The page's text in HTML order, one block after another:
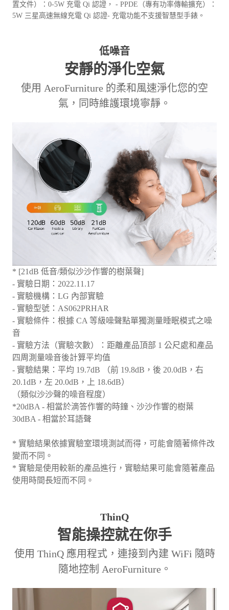
置文件）：0-5W 充電 Qi 認證， - PPDE（專有功率傳輸擴充）：
5W 三星高速無線充電 Qi 認證- 充電功能不支援智慧型手錶。
低噪音
安靜的淨化空氣
使用 AeroFurniture 的柔和風速淨化您的空
氣，同時維護環境寧靜。
* [21dB 低音/類似沙沙作響的樹葉聲]
- 實驗日期：2022.11.17
- 實驗機構：LG 內部實驗
- 實驗型號：AS062PRHAR
- 實驗條件：根據 CA 等級噪聲點單獨測量睡眠模式之噪
音
- 實驗方法（實驗次數）：距離產品頂部 1 公尺處和產品
四周測量噪音後計算平均值
- 實驗結果：平均 19.7dB （前 19.8dB，後 20.0dB，右
20.1dB，左 20.0dB，上 18.6dB）
（類似沙沙聲的噪音程度）
*20dBA - 相當於滴答作響的時鐘、沙沙作響的樹葉
30dBA - 相當於耳語聲
* 實驗結果依據實驗室環境測試而得，可能會隨著條件改
變而不同。
* 實驗是使用較新的產品進行，實驗結果可能會隨著產品
使用時間長短而不同。
ThinQ
智能操控就在你手
使用 ThinQ 應用程式，連接到內建 WiFi 隨時
隨地控制 AeroFurniture。